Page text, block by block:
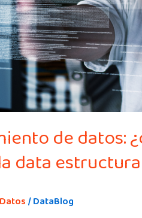
de datos:
data
/DataBlog